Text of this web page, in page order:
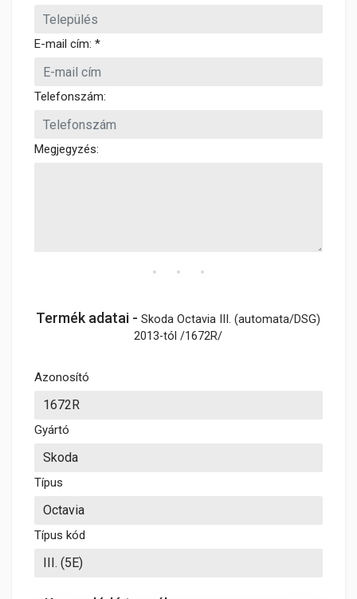
E-mail cím: *
Telefonszám:
Megjegyzés:
Termék adatai -Skoda Octavia III. (automata/DSG)
2013-tól /1672R/
Azonosító
Gyártó
Típus
Típus kód